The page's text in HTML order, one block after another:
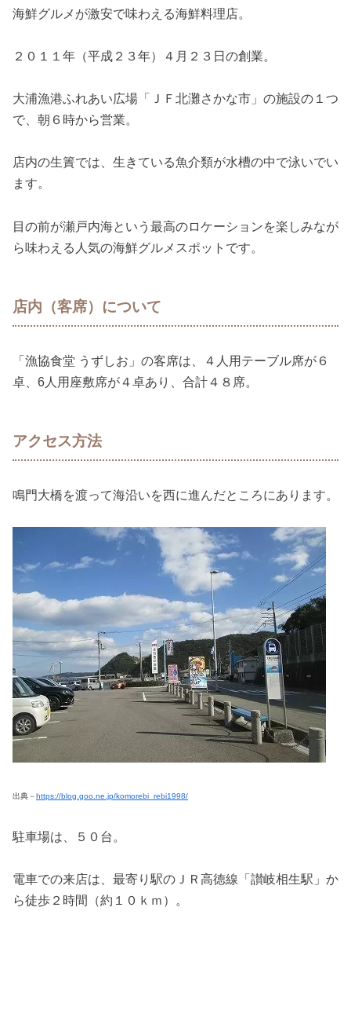
海鮮グルメが激安で味わえる海鮮料理店。
２０１１年（平成２３年）４月２３日の創業。
大浦漁港ふれあい広場「ＪＦ北灘さかな市」の施設の１つ
で、朝６時から営業。
店内の生簀では、生きている魚介類が水槽の中で泳いでい
ます。
目の前が瀬戸内海という最高のロケーションを楽しみなが
ら味わえる人気の海鮮グルメスポットです。
店内（客席）について
「漁協食堂 うずしお」の客席は、４人用テーブル席が６
卓、6人用座敷席が４卓あり、合計４８席。
アクセス方法
鳴門大橋を渡って海沿いを西に進んだところにあります。
出典－ https://blog.goo.ne.jp/komorebi_rebi1998/
駐車場は、５０台。
電車での来店は、最寄り駅のＪＲ高徳線「讃岐相生駅」か
ら徒歩２時間（約１０ｋｍ）。